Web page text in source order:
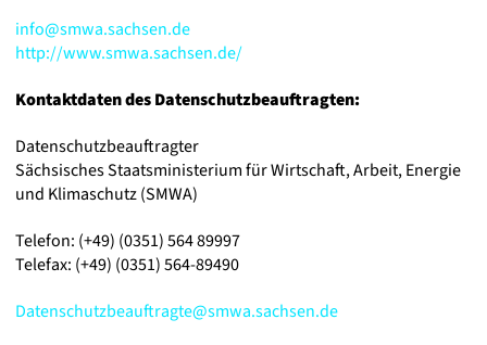
info@smwa.sachsen.de
http://www.smwa.sachsen.de/
Kontaktdaten des Datenschutzbeauftragten:
Datenschutzbeauftragter
Sächsisches Staatsministerium für Wirtschaft, Arbeit, Energie
und Klimaschutz (SMWA)
Telefon: (+49) (0351) 564 89997
Telefax: (+49) (0351) 564-89490
Datenschutzbeauftragte@smwa.sachsen.de